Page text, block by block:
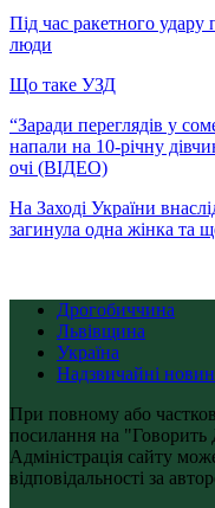
Під час ракетного удару
люди
Що таке УЗД
“Заради переглядів у
напали на 10-річну
очі (ВІДЕО)
На Заході України
загинула одна жінка
Дрогобиччина
Львівщина
Україна
Надзвичайні
При повному або
посилання на "Говорить
Адміністрація сайту
відповідальності за